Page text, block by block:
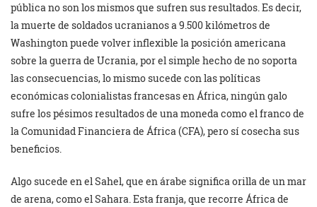
pública no son los mismos que sufren sus resultados. Es decir,
la muerte de soldados ucranianos a 9.500 kilómetros de
Washington puede volver inflexible la posición americana
sobre la guerra de Ucrania, por el simple hecho de no soporta
las consecuencias, lo mismo sucede con las políticas
económicas colonialistas francesas en África, ningún galo
sufre los pésimos resultados de una moneda como el franco de
la Comunidad Financiera de África (CFA), pero sí cosecha sus
beneficios.
Algo sucede en el Sahel, que en árabe significa orilla de un mar
de arena, como el Sahara. Esta franja, que recorre África de